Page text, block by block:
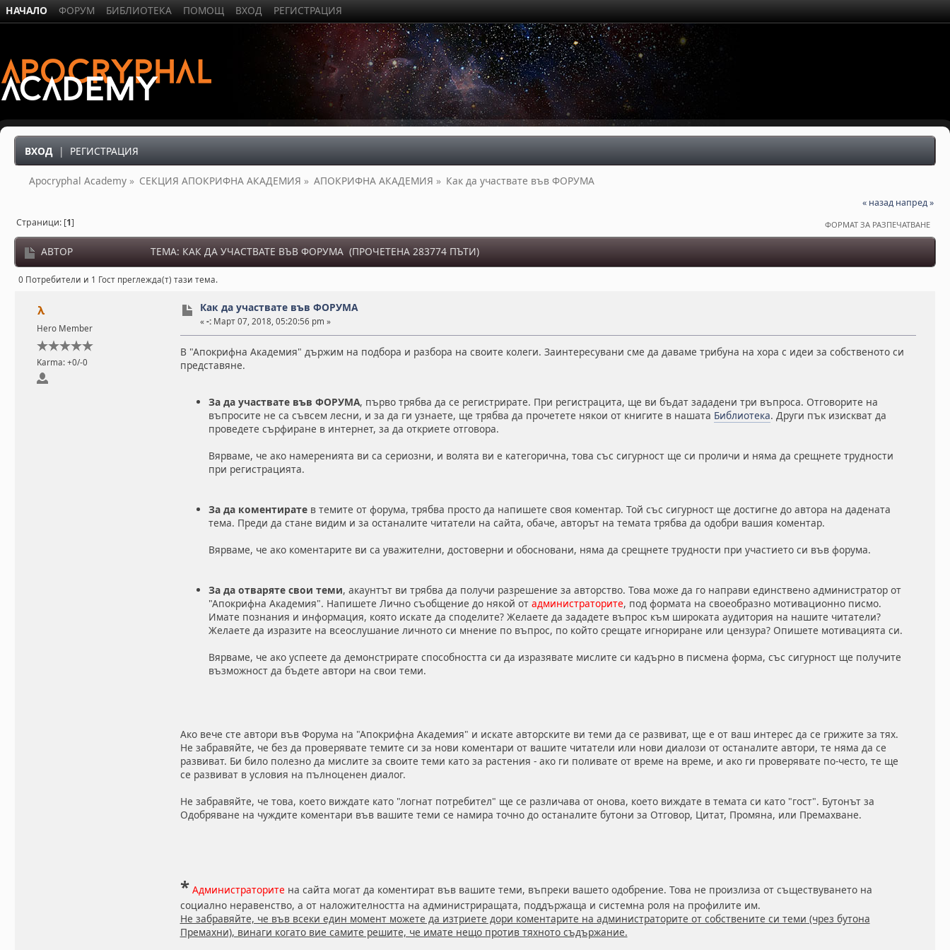
НАЧАЛО ФОРУМ БИБЛИОТЕКА ПОМОЩ ВХОД РЕГИСТРАЦИЯ
ВХОД | РЕГИСТРАЦИЯ
Apocryphal Academy » СЕКЦИЯ АПОКРИФНА АКАДЕМИЯ » АПОКРИФНА АКАДЕМИЯ » Как да участвате във ФОРУМА
« назад напред »
ФОРМАТ ЗА РАЗПЕЧАТВАНЕ
Страници: [1]
АВТОР ТЕМА: КАК ДА УЧАСТВАТЕ ВЪВ ФОРУМА (ПРОЧЕТЕНА 283774 ПЪТИ)
0 Потребители и 1 Гост преглежда(т) тази тема.
λ
Hero Member
Karma: +0/-0
Как да участвате във ФОРУМА
«-: Март 07, 2018, 05:20:56 pm »
В "Апокрифна Академия" държим на подбора и разбора на своите колеги. Заинтересувани сме да даваме трибуна на хора с идеи за собственото си
представяне.
За да участвате във ФОРУМА, първо трябва да се регистрирате. При регистрацита, ще ви бъдат зададени три въпроса. Отговорите на
въпросите не са съвсем лесни, и за да ги узнаете, ще трябва да прочетете някои от книгите в нашата Библиотека. Други пък изискват да
проведете сърфиране в интернет, за да откриете отговора.
Вярваме, че ако намеренията ви са сериозни, и волята ви е категорична, това със сигурност ще си проличи и няма да срещнете трудности
при регистрацията.
За да коментиратев темите от форума, трябва просто да напишете своя коментар. Той със сигурност ще достигне до автора на дадената
тема. Преди да стане видим и за останалите читатели на сайта, обаче, авторът на темата трябва да одобри вашия коментар.
Вярваме, че ако коментарите ви са уважителни, достоверни и обосновани, няма да срещнете трудности при участието си във форума.
За да отваряте свои теми, акаунтът ви трябва да получи разрешение за авторство. Това може да го направи единствено администратор от
"Апокрифна Академия". Напишете Лично съобщение до някой от администраторите, под формата на своеобразно мотивационно писмо.
Имате познания и информация, която искате да споделите? Желаете да зададете въпрос към широката аудитория на нашите читатели?
Желаете да изразите на всеослушание личното си мнение по въпрос, по който срещате игнориране или цензура? Опишете мотивацията си.
Вярваме, че ако успеете да демонстрирате способността си да изразявате мислите си кадърно в писмена форма, със сигурност ще получите
възможност да бъдете автори на свои теми.
Ако вече сте автори във Форума на "Апокрифна Академия" и искате авторските ви теми да се развиват, ще е от ваш интерес да се грижите за тях.
Не забравяйте, че без да проверявате темите си за нови коментари от вашите читатели или нови диалози от останалите автори, те няма да се
развиват. Би било полезно да мислите за своите теми като за растения - ако ги поливате от време на време, и ако ги проверявате по-често, те ще
се развиват в условия на пълноценен диалог.
Не забравяйте, че това, което виждате като "логнат потребител" ще се различава от онова, което виждате в темата си като "гост". Бутонът за
Одобряване на чуждите коментари във вашите теми се намира точно до останалите бутони за Отговор, Цитат, Промяна, или Премахване.
* Администраторите на сайта могат да коментират във вашите теми, въпреки вашето одобрение. Това не произлиза от съществуването на
социално неравенство, а от наложителността на администриращата, поддържаща и системна роля на профилите им.
Не забравяйте, че във всеки един момент можете да изтриете дори коментарите на администраторите от собствените си теми (чрез бутона
Премахни), винаги когато вие самите решите, че имате нещо против тяхното съдържание.